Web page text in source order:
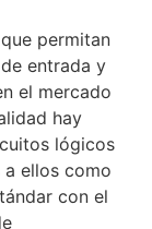
permitan
entrada y
el mercado
hay
lógicos
a ellos como
con el